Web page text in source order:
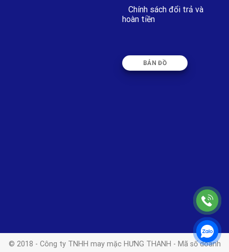
Chính sách đổi trả và
hoàn tiền
BẢN ĐỒ
© 2018 - Công ty TNHH may mặc HƯNG THANH - Mã số doanh